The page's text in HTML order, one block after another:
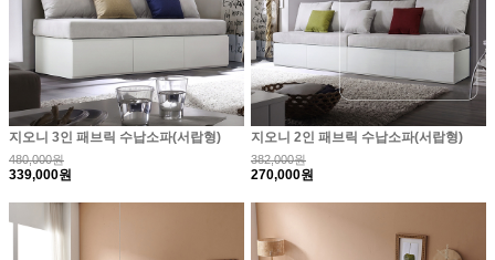
지오니 3인 패브릭 수납소파(서랍형)
480,000원
339,000원
지오니 2인 패브릭 수납소파(서랍형)
382,000원
270,000원